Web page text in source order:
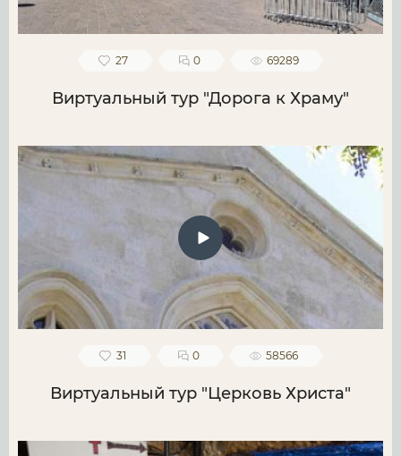
27 0 69289
Виртуальный тур "Дорога к Храму"
31 0 58566
Виртуальный тур "Церковь Христа"